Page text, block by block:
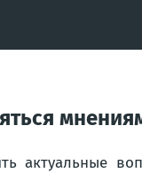
актуальные